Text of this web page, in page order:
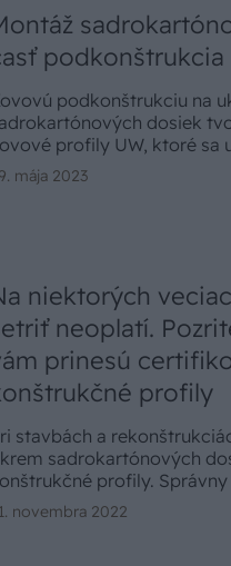
podkonštrukcia
podkonštrukciu na
dosiek
profily UW, ktoré sa
a kovové profily CW,
a tvoria základný
mája 2023
niektorých
neoplatí.
prinesú
profily
stavbách a
sadrokartónových
profily.
zabezpečí dlhšiu
vlastnosti, ale uľahčí
novembra 2022